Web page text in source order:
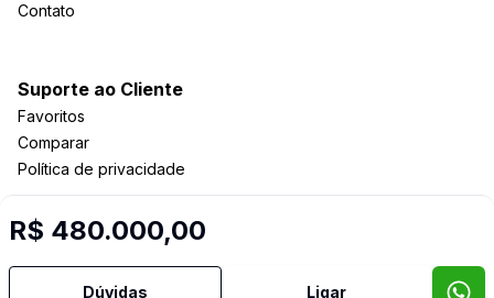
R$ 480.000,00
Dúvidas Ligar
Contato
Suporte ao Cliente
Favoritos
Comparar
Política de privacidade
Selo de Tecnologia Loft